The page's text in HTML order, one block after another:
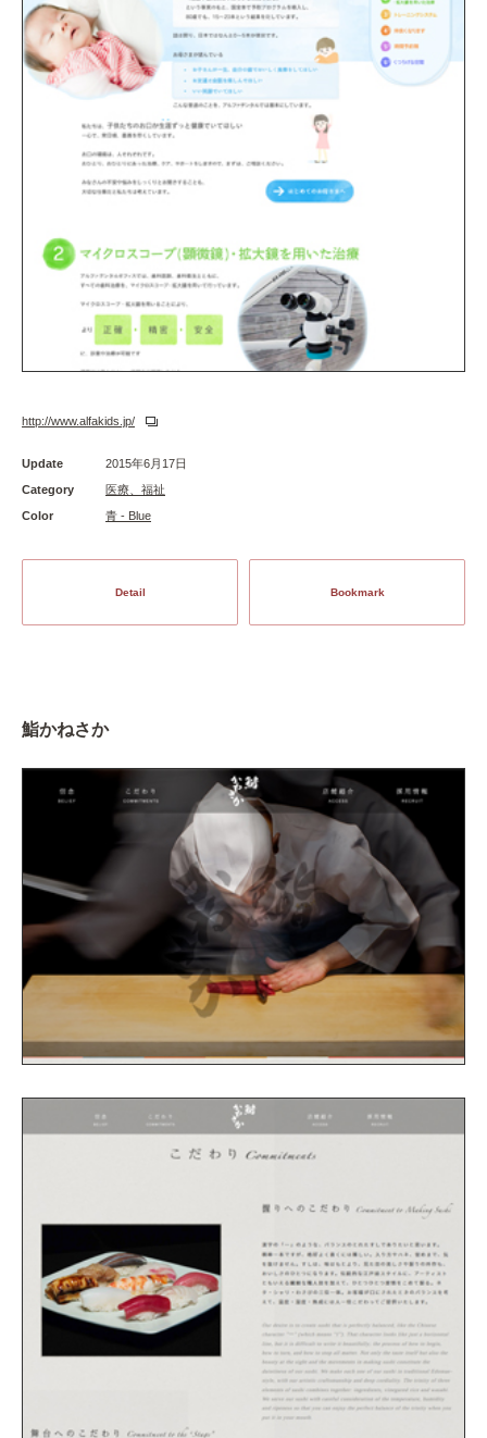
http://www.alfakids.jp/
Update
2015年6月17日
Category
医療、福祉
Color
青 - Blue
Detail Bookmark
鮨かねさか